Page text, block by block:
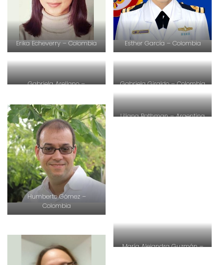
Erika Echeverry – Colombia Esther García – Colombia
Gabriela Arellano –
Gabriela Giraldo – Colombia
Humberto Gómez –
Colombia
Liliana Rathman – Argentina
María Alejandra Guzmán –